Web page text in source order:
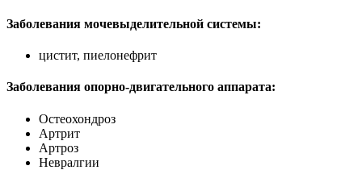
Заболевания мочевыделительной системы:
цистит, пиелонефрит
Заболевания опорно-двигательного аппарата:
Остеохондроз
Артрит
Артроз
Невралгии